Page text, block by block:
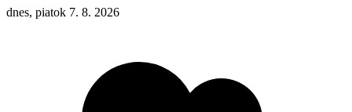
dnes, piatok 7. 8. 2026